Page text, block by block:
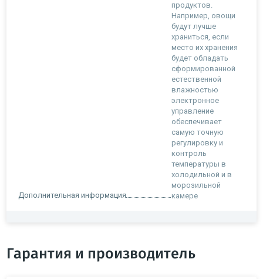
Дополнительная информация
продуктов.
Например, овощи
будут лучше
храниться, если
место их хранения
будет обладать
сформированной
естественной
влажностью
электронное
управление
обеспечивает
самую точную
регулировку и
контроль
температуры в
холодильной и в
морозильной
камере
Гарантия и производитель